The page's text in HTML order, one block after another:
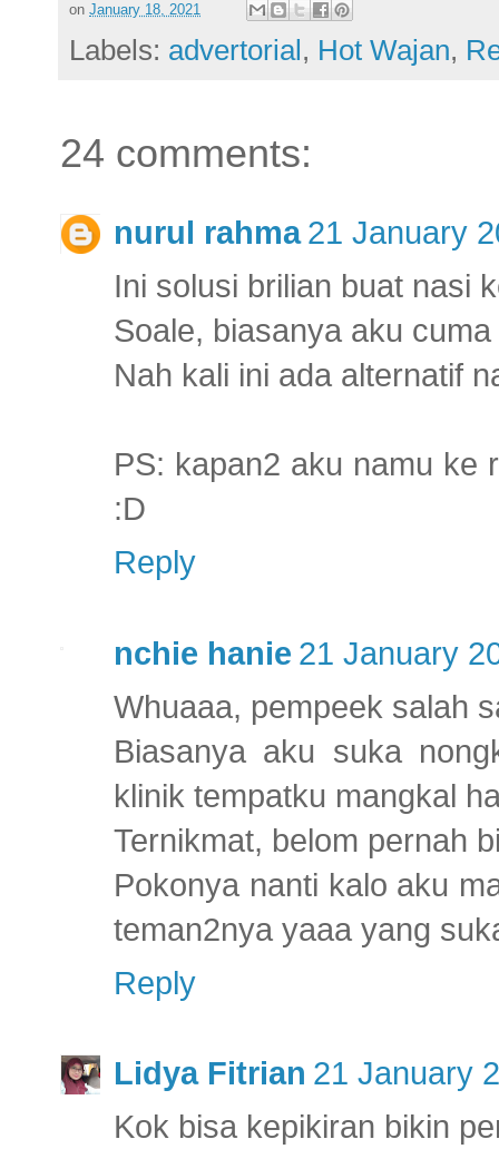
on January 18, 2021
Labels: advertorial, Hot Wajan,
24 comments:
nurul rahma 21 January
Ini solusi brilian buat nasi
Soale, biasanya aku
Nah kali ini ada alternatif
PS: kapan2 aku namu ke
:D
Reply
nchie hanie 21 January
Whuaaa, pempeek salah
Biasanya aku suka
klinik tempatku mangkal
Ternikmat, belom pernah
Pokonya nanti kalo aku
teman2nya yaaa yang
Reply
Lidya Fitrian 21 January
Kok bisa kepikiran bikin